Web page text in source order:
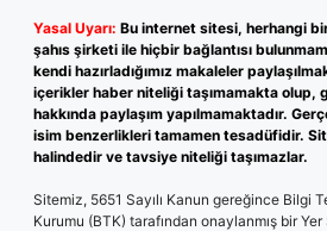
Yasal Uyarı: Bu internet sitesi, herhangi
şahıs şirketi ile hiçbir bağlantısı
kendi hazırladığımız makaleler
içerikler haber niteliği taşımamakta olup,
hakkında paylaşım yapılmamaktadır.
isim benzerlikleri tamamen tesadüfidir.
halindedir ve tavsiye niteliği taşımazlar.
Sitemiz, 5651 Sayılı Kanun gereğince Bilgi
Kurumu (BTK) tarafından onaylanmış bir